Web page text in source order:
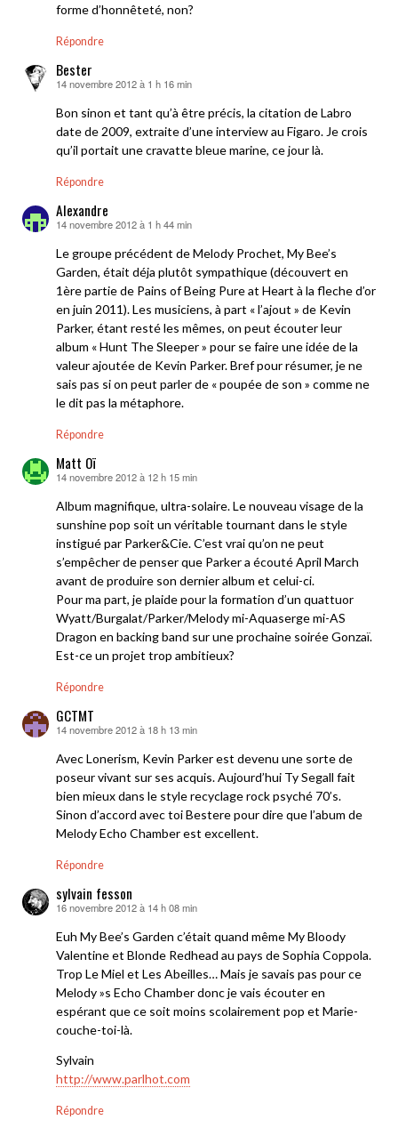
forme d’honnêteté, non?
Répondre
Bester
dit :
14 novembre 2012 à 1 h 16 min
Bon sinon et tant qu’à être précis, la citation de Labro
date de 2009, extraite d’une interview au Figaro. Je crois
qu’il portait une cravatte bleue marine, ce jour là.
Répondre
Alexandre
dit :
14 novembre 2012 à 1 h 44 min
Le groupe précédent de Melody Prochet, My Bee’s
Garden, était déja plutôt sympathique (découvert en
1ère partie de Pains of Being Pure at Heart à la fleche d’or
en juin 2011). Les musiciens, à part « l’ajout » de Kevin
Parker, étant resté les mêmes, on peut écouter leur
album « Hunt The Sleeper » pour se faire une idée de la
valeur ajoutée de Kevin Parker. Bref pour résumer, je ne
sais pas si on peut parler de « poupée de son » comme ne
le dit pas la métaphore.
Répondre
Matt Oï
dit :
14 novembre 2012 à 12 h 15 min
Album magnifique, ultra-solaire. Le nouveau visage de la
sunshine pop soit un véritable tournant dans le style
instigué par Parker&Cie. C’est vrai qu’on ne peut
s’empêcher de penser que Parker a écouté April March
avant de produire son dernier album et celui-ci.
Pour ma part, je plaide pour la formation d’un quattuor
Wyatt/Burgalat/Parker/Melody mi-Aquaserge mi-AS
Dragon en backing band sur une prochaine soirée Gonzaï.
Est-ce un projet trop ambitieux?
Répondre
GCTMT
dit :
14 novembre 2012 à 18 h 13 min
Avec Lonerism, Kevin Parker est devenu une sorte de
poseur vivant sur ses acquis. Aujourd’hui Ty Segall fait
bien mieux dans le style recyclage rock psyché 70’s.
Sinon d’accord avec toi Bestere pour dire que l’abum de
Melody Echo Chamber est excellent.
Répondre
sylvain fesson
dit :
16 novembre 2012 à 14 h 08 min
Euh My Bee’s Garden c’était quand même My Bloody
Valentine et Blonde Redhead au pays de Sophia Coppola.
Trop Le Miel et Les Abeilles… Mais je savais pas pour ce
Melody »s Echo Chamber donc je vais écouter en
espérant que ce soit moins scolairement pop et Marie-
couche-toi-là.
Sylvain
http://www.parlhot.com
Répondre